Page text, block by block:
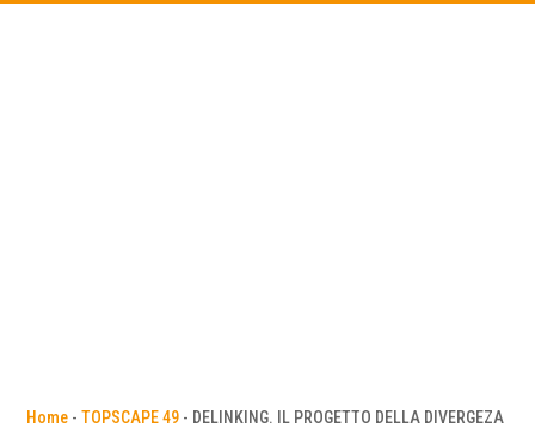
Home -TOPSCAPE 49 - DELINKING. IL PROGETTO DELLA DIVERGEZA